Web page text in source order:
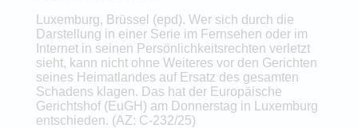
Luxemburg, Brüssel (epd). Wer sich durch die
Darstellung in einer Serie im Fernsehen oder im
Internet in seinen Persönlichkeitsrechten verletzt
sieht, kann nicht ohne Weiteres vor den Gerichten
seines Heimatlandes auf Ersatz des gesamten
Schadens klagen. Das hat der Europäische
Gerichtshof (EuGH) am Donnerstag in Luxemburg
entschieden. (AZ: C-232/25)